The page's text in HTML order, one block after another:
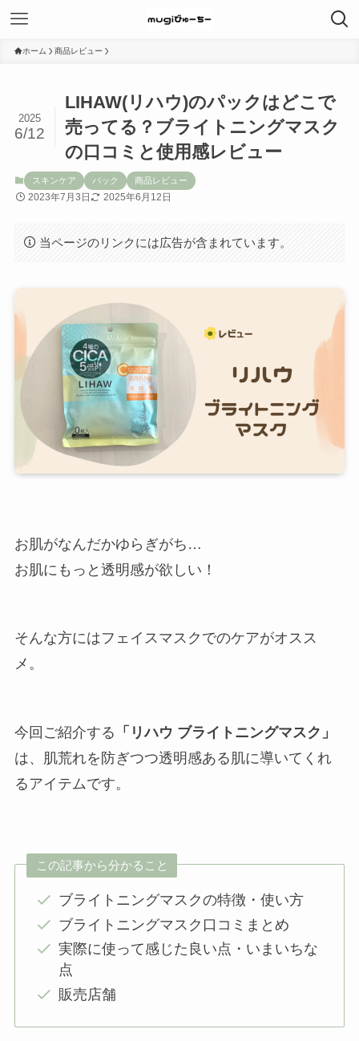
ホーム 商品レビュー
LIHAW(リハウ)のパックはどこで
売ってる？ブライトニングマスク
の口コミと使用感レビュー
2025
6/12
スキンケア パック 商品レビュー
2023年7月3日 2025年6月12日
当ページのリンクには広告が含まれています。
お肌がなんだかゆらぎがち…
お肌にもっと透明感が欲しい！
そんな方にはフェイスマスクでのケアがオスス
メ。
今回ご紹介する 「リハウ ブライトニングマスク」
は、肌荒れを防ぎつつ透明感ある肌に導いてくれ
るアイテムです。
この記事から分かること
ブライトニングマスクの特徴・使い方
ブライトニングマスク口コミまとめ
実際に使って感じた良い点・いまいちな
点
販売店舗